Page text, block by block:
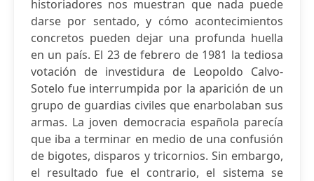
historiadores nos muestran que nada puede
darse por sentado, y cómo acontecimientos
concretos pueden dejar una profunda huella
en un país. El 23 de febrero de 1981 la tediosa
votación de investidura de Leopoldo Calvo-
Sotelo fue interrumpida por la aparición de un
grupo de guardias civiles que enarbolaban sus
armas. La joven democracia española parecía
que iba a terminar en medio de una confusión
de bigotes, disparos y tricornios. Sin embargo,
el resultado fue el contrario, el sistema se